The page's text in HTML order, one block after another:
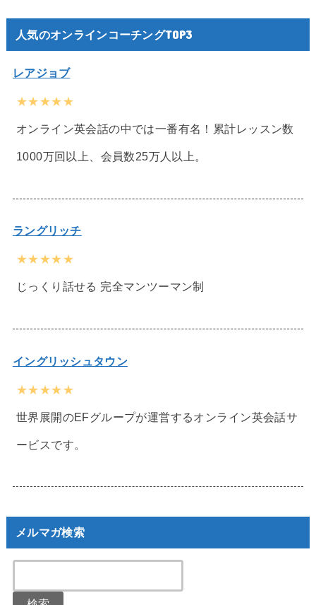
人気のオンラインコーチングTOP3
レアジョブ
★★★★★
オンライン英会話の中では一番有名！累計レッスン数
1000万回以上、会員数25万人以上。
ラングリッチ
★★★★★
じっくり話せる 完全マンツーマン制
イングリッシュタウン
★★★★★
世界展開のEFグループが運営するオンライン英会話サ
ービスです。
メルマガ検索